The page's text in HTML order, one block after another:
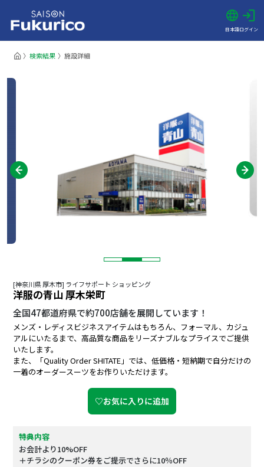
日本語ログイン
検索結果 施設詳細
[神奈川県 厚木市] ライフサポート ショッピング
洋服の青山 厚木栄町
全国47都道府県で約700店舗を展開しています！
メンズ・レディスビジネスアイテムはもちろん、フォーマル、カジュ
アルにいたるまで、高品質な商品をリーズナブルなプライスでご提供
いたします。
また、「Quality Order SHITATE」では、低価格・短納期で自分だけの
一着のオーダースーツをお作りいただけます。
♡お気に入りに追加
特典内容
お会計より10%OFF
＋チラシのクーポン券をご提示でさらに10％OFF